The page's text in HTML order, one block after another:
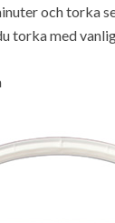
och torka
torka med